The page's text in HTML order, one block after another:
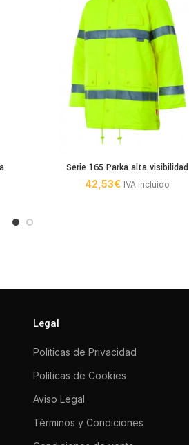
Serie 165 Parka alta visibilidad
42,53€ IVA incluido
Legal
Polìticas de Privacidad
Polìticas de Cookies
Aviso Legal
Tèrminos y Condiciones